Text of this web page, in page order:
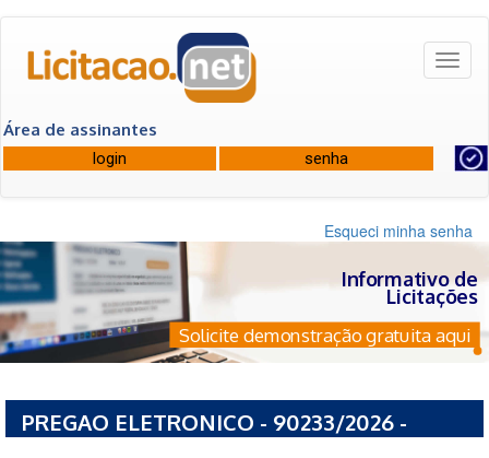
Área de assinantes
Esqueci minha senha
Informativo de
Licitações
Solicite demonstração gratuita aqui
PREGAO ELETRONICO - 90233/2026 -